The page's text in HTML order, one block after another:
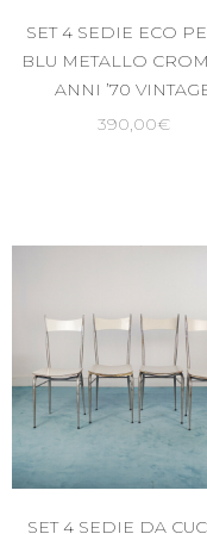
SET 4 SEDIE ECO
BLU METALLO
ANNI ’70
390,00€
SET 4 SEDIE DA